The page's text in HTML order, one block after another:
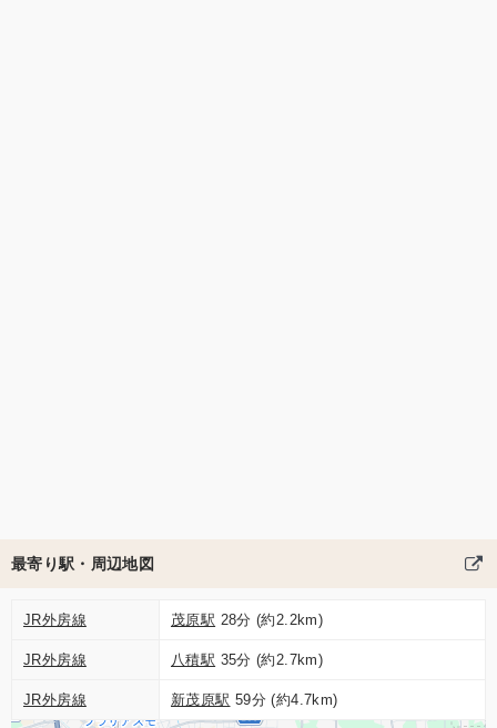
最寄り駅・周辺地図
JR外房線 茂原駅 28分 (約2.2km)
JR外房線 八積駅 35分 (約2.7km)
JR外房線 新茂原駅 59分 (約4.7km)